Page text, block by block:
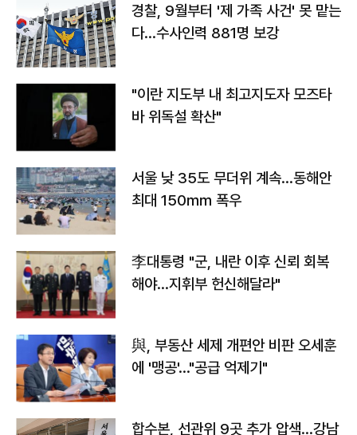
경찰, 9월부터 '제 가족 사건' 못 맡는
다…수사인력 881명 보강
"이란 지도부 내 최고지도자 모즈타
바 위독설 확산"
서울 낮 35도 무더위 계속…동해안
최대 150㎜ 폭우
李대통령 "군, 내란 이후 신뢰 회복
해야…지휘부 헌신해달라"
與, 부동산 세제 개편안 비판 오세훈
에 '맹공'…"공급 억제기"
합수본, 선관위 9곳 추가 압색…강남